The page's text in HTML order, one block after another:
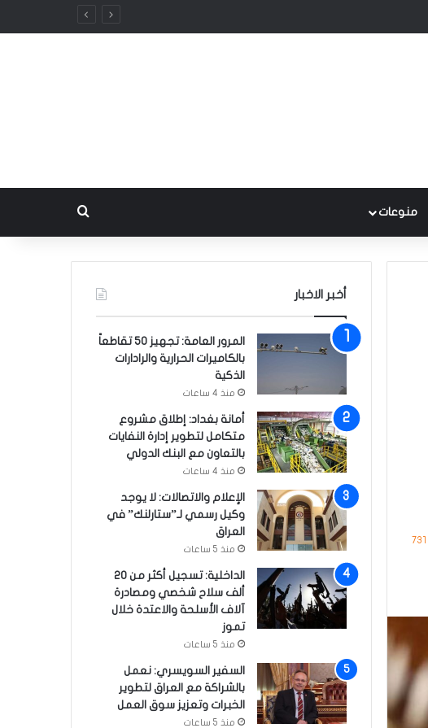
منوعات
731
أخبر الاخبار
المرور العامة: تجهيز 50 تقاطعاً
بالكاميرات الحرارية والرادارات
الذكية
منذ 4 ساعات
أمانة بغداد: إطلاق مشروع
متكامل لتطوير إدارة النفايات
بالتعاون مع البنك الدولي
منذ 4 ساعات
الإعلام والاتصالات: لا يوجد
وكيل رسمي لـ”ستارلنك” في
العراق
منذ 5 ساعات
الداخلية: تسجيل أكثر من 20
ألف سلاح شخصي ومصادرة
آلاف الأسلحة والاعتدة خلال
تموز
منذ 5 ساعات
السفير السويسري: نعمل
بالشراكة مع العراق لتطوير
الخبرات وتعزيز سوق العمل
منذ 5 ساعات